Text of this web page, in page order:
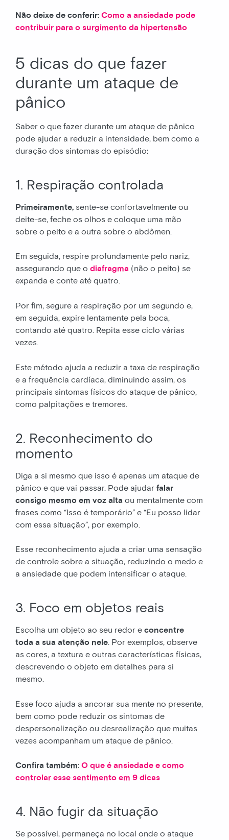
Não deixe de conferir: Como a ansiedade pode
contribuir para o surgimento da hipertensão
5 dicas do que fazer
durante um ataque de
pânico
Saber o que fazer durante um ataque de pânico
pode ajudar a reduzir a intensidade, bem como a
duração dos sintomas do episódio:
1. Respiração controlada
Primeiramente, sente-se confortavelmente ou
deite-se, feche os olhos e coloque uma mão
sobre o peito e a outra sobre o abdômen.
Em seguida, respire profundamente pelo nariz,
assegurando que o diafragma (não o peito) se
expanda e conte até quatro.
Por fim, segure a respiração por um segundo e,
em seguida, expire lentamente pela boca,
contando até quatro. Repita esse ciclo várias
vezes.
Este método ajuda a reduzir a taxa de respiração
e a frequência cardíaca, diminuindo assim, os
principais sintomas físicos do ataque de pânico,
como palpitações e tremores.
2. Reconhecimento do
momento
Diga a si mesmo que isso é apenas um ataque de
pânico e que vai passar. Pode ajudar falar
consigo mesmo em voz alta ou mentalmente com
frases como “Isso é temporário” e “Eu posso lidar
com essa situação”, por exemplo.
Esse reconhecimento ajuda a criar uma sensação
de controle sobre a situação, reduzindo o medo e
a ansiedade que podem intensificar o ataque.
3. Foco em objetos reais
Escolha um objeto ao seu redor e concentre
toda a sua atenção nele. Por exemplos, observe
as cores, a textura e outras características físicas,
descrevendo o objeto em detalhes para si
mesmo.
Esse foco ajuda a ancorar sua mente no presente,
bem como pode reduzir os sintomas de
despersonalização ou desrealização que muitas
vezes acompanham um ataque de pânico.
Confira também: O que é ansiedade e como
controlar esse sentimento em 9 dicas
4. Não fugir da situação
Se possível, permaneça no local onde o ataque